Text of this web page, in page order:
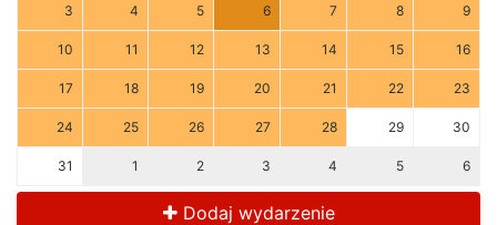
3 4 5 6 7 8 9
10 11 12 13 14 15 16
17 18 19 20 21 22 23
24 25 26 27 28 29 30
31 1 2 3 4 5 6
Dodaj wydarzenie